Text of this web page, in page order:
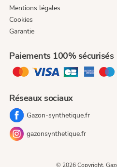
Mentions légales
Cookies
Garantie
Paiements 100% sécurisés
Réseaux sociaux
Gazon-synthetique.fr
gazonsynthetique.fr
© 2026 Copyright.